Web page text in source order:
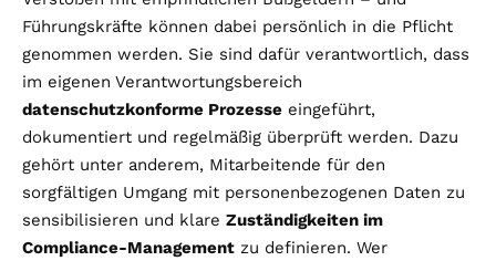
Führungskräfte können dabei persönlich in die Pflicht
genommen werden. Sie sind dafür verantwortlich, dass
im eigenen Verantwortungsbereich
datenschutzkonforme Prozesse eingeführt,
dokumentiert und regelmäßig überprüft werden. Dazu
gehört unter anderem, Mitarbeitende für den
sorgfältigen Umgang mit personenbezogenen Daten zu
sensibilisieren und klare Zuständigkeiten im
Compliance-Management zu definieren. Wer